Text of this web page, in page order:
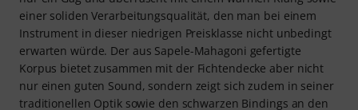
einer soliden Verarbeitungsqualität, den man bei einem
Instrument in dieser niedrigen Preisklasse nicht unbedingt
erwarten würde. Der aus Sapele-Mahagoni gefertigte
Korpus bietet zusammen mit der Fichtendecke aber nicht
nur einen guten Sound, sondern zeigt sich zudem in seiner
traditionellen Optik sowie den schwarzen Bindings an den